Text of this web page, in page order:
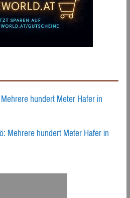
hundert Meter Hafer in
Mehrere hundert Meter Hafer in